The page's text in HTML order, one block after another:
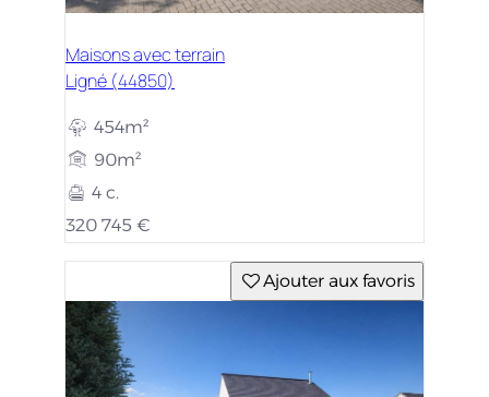
Maisons avec terrain
Ligné (44850)
454m²
90m²
4 c.
320 745 €
Ajouter aux favoris